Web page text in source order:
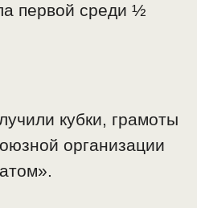
первой среди ½
кубки, грамоты
организации